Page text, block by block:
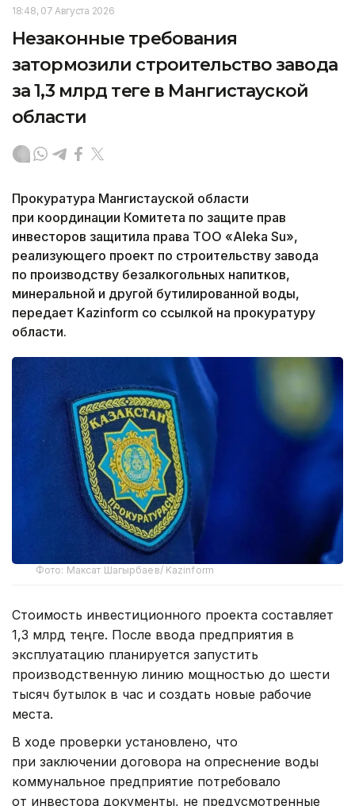
18:48, 07 Августа 2026
Незаконные требования
затормозили строительство завода
за 1,3 млрд теңге в Мангистауской
области
Прокуратура Мангистауской области
при координации Комитета по защите прав
инвесторов защитила права ТОО «Aleka Su»,
реализующего проект по строительству завода
по производству безалкогольных напитков,
минеральной и другой бутилированной воды,
передает Kazinform со ссылкой на прокуратуру
области.
Фото: Максат Шагырбаев/ Kazinform
Стоимость инвестиционного проекта составляет
1,3 млрд теңге. После ввода предприятия в
эксплуатацию планируется запустить
производственную линию мощностью до шести
тысяч бутылок в час и создать новые рабочие
места.
В ходе проверки установлено, что
при заключении договора на опреснение воды
коммунальное предприятие потребовало
от инвестора документы, не предусмотренные